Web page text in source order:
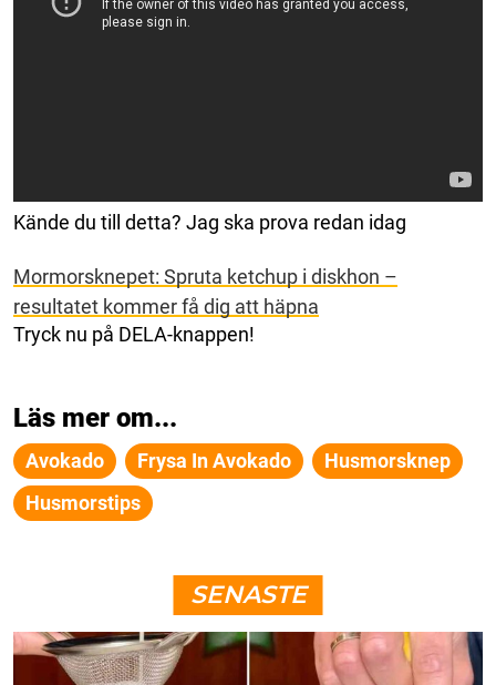
Kände du till detta? Jag ska prova redan idag
Mormorsknepet: Spruta ketchup i diskhon –
resultatet kommer få dig att häpna
Tryck nu på DELA-knappen!
Läs mer om...
Avokado Frysa In Avokado
Husmorsknep
Husmorstips
SENASTE